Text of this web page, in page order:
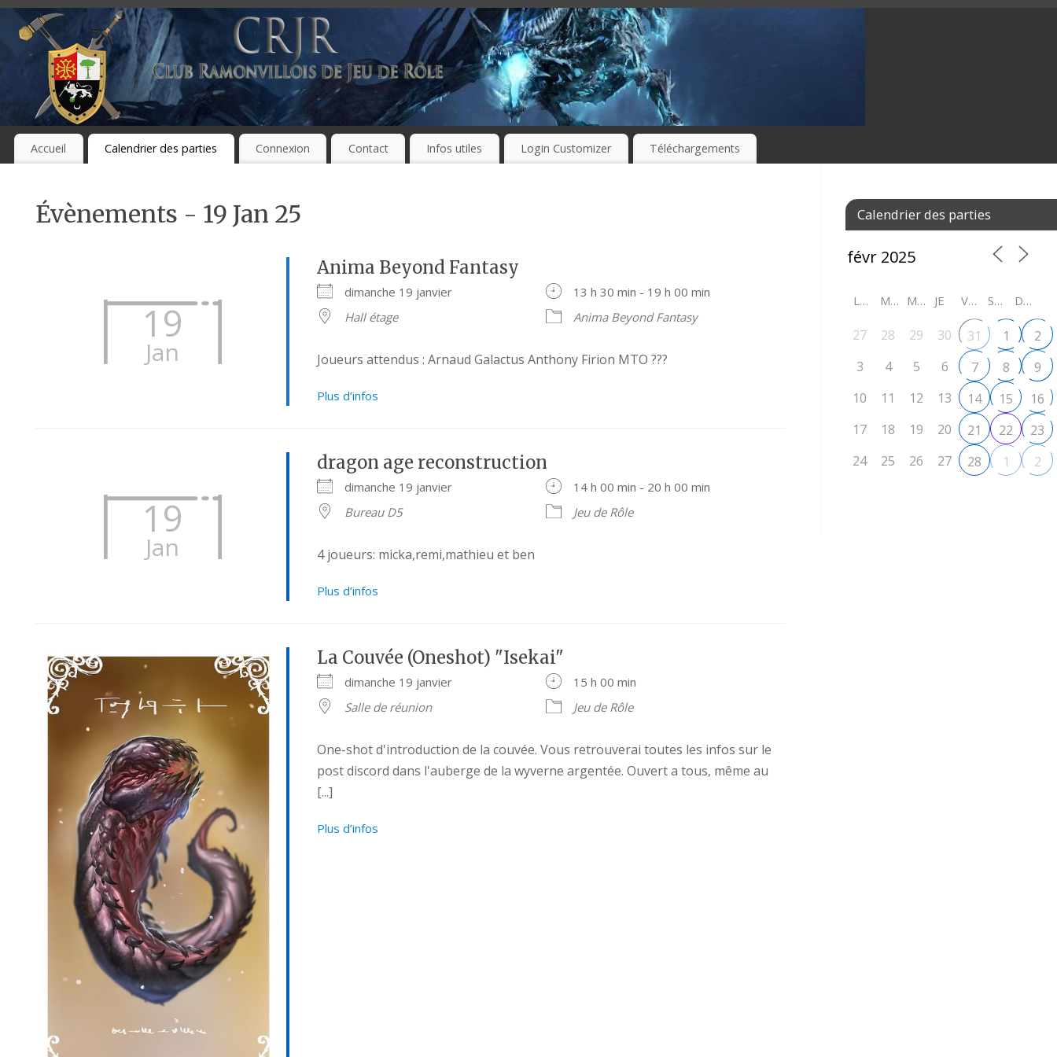
Accueil Calendrier des parties Connexion Contact Infos utiles Login Customizer Téléchargements
Évènements - 19 Jan 25
19
Jan
Anima Beyond Fantasy
dimanche 19 janvier
13 h 30 min - 19 h 00 min
Hall étage
Anima Beyond Fantasy
Joueurs attendus : Arnaud Galactus Anthony Firion MTO ???
Plus d’infos
19
Jan
dragon age reconstruction
dimanche 19 janvier
14 h 00 min - 20 h 00 min
Bureau D5
Jeu de Rôle
4 joueurs: micka,remi,mathieu et ben
Plus d’infos
La Couvée (Oneshot) "Isekai"
dimanche 19 janvier
15 h 00 min
Salle de réunion
Jeu de Rôle
One-shot d'introduction de la couvée. Vous retrouverai toutes les infos sur le
post discord dans l'auberge de la wyverne argentée. Ouvert a tous, même au
[...]
Plus d’infos
Calendrier des parties
LU MA ME JE VE SA DI
27 28 29 30 31 1
2
3
4 5 6 7 8
9
10
11 12 13 14 15
16
17
18 19 20 21 22
23
24
25 26 27 28 1 2